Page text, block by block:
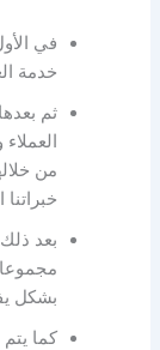
في
خدمة
ثم
من
بعد
بشكل
كما